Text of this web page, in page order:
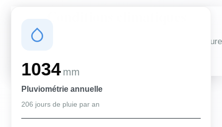
Des conditions qui influencent vos travaux de couverture
1034 mm
Pluviométrie annuelle
206 jours de pluie par an